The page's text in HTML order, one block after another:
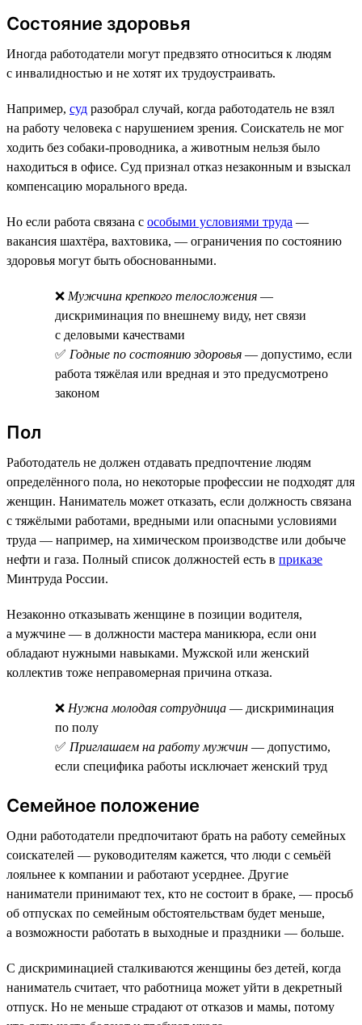
Состояние здоровья
Иногда работодатели могут предвзято относиться к людям
с инвалидностью и не хотят их трудоустраивать.
Например, суд разобрал случай, когда работодатель не взял
на работу человека с нарушением зрения. Соискатель не мог
ходить без собаки-проводника, а животным нельзя было
находиться в офисе. Суд признал отказ незаконным и взыскал
компенсацию морального вреда.
Но если работа связана с особыми условиями труда —
вакансия шахтёра, вахтовика, — ограничения по состоянию
здоровья могут быть обоснованными.
❌ Мужчина крепкого телосложения —
дискриминация по внешнему виду, нет связи
с деловыми качествами
✅ Годные по состоянию здоровья — допустимо, если
работа тяжёлая или вредная и это предусмотрено
законом
Пол
Работодатель не должен отдавать предпочтение людям
определённого пола, но некоторые профессии не подходят для
женщин. Наниматель может отказать, если должность связана
с тяжёлыми работами, вредными или опасными условиями
труда — например, на химическом производстве или добыче
нефти и газа. Полный список должностей есть в приказе
Минтруда России.
Незаконно отказывать женщине в позиции водителя,
а мужчине — в должности мастера маникюра, если они
обладают нужными навыками. Мужской или женский
коллектив тоже неправомерная причина отказа.
❌ Нужна молодая сотрудница — дискриминация
по полу
✅ Приглашаем на работу мужчин — допустимо,
если специфика работы исключает женский труд
Семейное положение
Одни работодатели предпочитают брать на работу семейных
соискателей — руководителям кажется, что люди с семьёй
лояльнее к компании и работают усерднее. Другие
наниматели принимают тех, кто не состоит в браке, — просьб
об отпусках по семейным обстоятельствам будет меньше,
а возможности работать в выходные и праздники — больше.
С дискриминацией сталкиваются женщины без детей, когда
наниматель считает, что работница может уйти в декретный
отпуск. Но не меньше страдают от отказов и мамы, потому